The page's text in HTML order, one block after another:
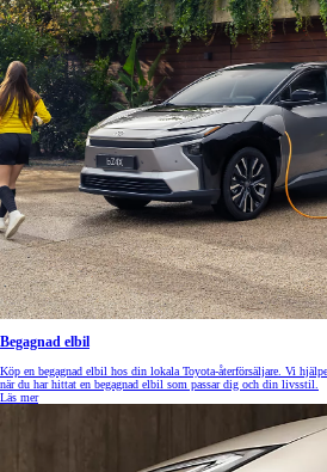
Begagnad elbil
Köp en begagnad elbil hos din lokala Toyota-återförsäljare. Vi
när du har hittat en begagnad elbil som passar dig och din livsstil.
Läs mer